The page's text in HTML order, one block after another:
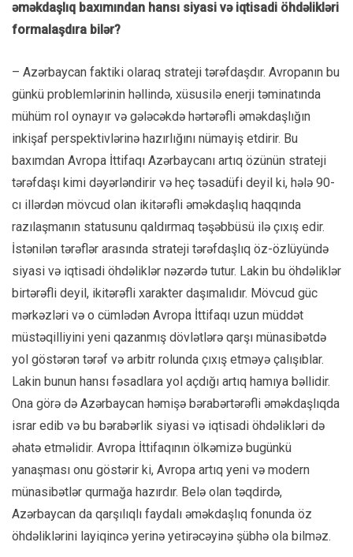
əməkdaşlıq baxımından hansı siyasi və iqtisadi öhdəlikləri
formalaşdıra bilər?
– Azərbaycan faktiki olaraq strateji tərəfdaşdır. Avropanın bu
günkü problemlərinin həllində, xüsusilə enerji təminatında
mühüm rol oynayır və gələcəkdə hərtərəfli əməkdaşlığın
inkişaf perspektivlərinə hazırlığını nümayiş etdirir. Bu
baxımdan Avropa İttifaqı Azərbaycanı artıq özünün strateji
tərəfdaşı kimi dəyərləndirir və heç təsadüfi deyil ki, hələ 90-
cı illərdən mövcud olan ikitərəfli əməkdaşlıq haqqında
razılaşmanın statusunu qaldırmaq təşəbbüsü ilə çıxış edir.
İstənilən tərəflər arasında strateji tərəfdaşlıq öz-özlüyündə
siyasi və iqtisadi öhdəliklər nəzərdə tutur. Lakin bu öhdəliklər
birtərəfli deyil, ikitərəfli xarakter daşımalıdır. Mövcud güc
mərkəzləri və o cümlədən Avropa İttifaqı uzun müddət
müstəqilliyini yeni qazanmış dövlətlərə qarşı münasibətdə
yol göstərən tərəf və arbitr rolunda çıxış etməyə çalışıblar.
Lakin bunun hansı fəsadlara yol açdığı artıq hamıya bəllidir.
Ona görə də Azərbaycan həmişə bərabərtərəfli əməkdaşlıqda
israr edib və bu bərabərlik siyasi və iqtisadi öhdəlikləri də
əhatə etməlidir. Avropa İttifaqının ölkəmizə bugünkü
yanaşması onu göstərir ki, Avropa artıq yeni və modern
münasibətlər qurmağa hazırdır. Belə olan təqdirdə,
Azərbaycan da qarşılıqlı faydalı əməkdaşlıq fonunda öz
öhdəliklərini layiqincə yerinə yetirəcəyinə şübhə ola bilməz.